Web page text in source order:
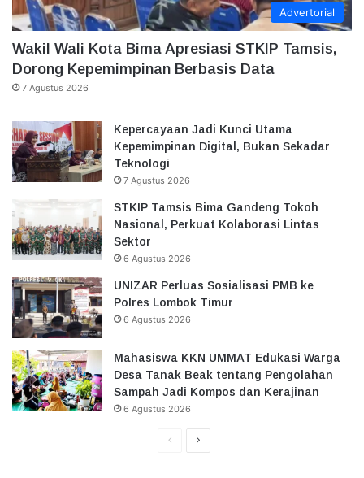
Advertorial
Wakil Wali Kota Bima Apresiasi STKIP Tamsis,
Dorong Kepemimpinan Berbasis Data
7 Agustus 2026
Kepercayaan Jadi Kunci Utama
Kepemimpinan Digital, Bukan Sekadar
Teknologi
7 Agustus 2026
STKIP Tamsis Bima Gandeng Tokoh
Nasional, Perkuat Kolaborasi Lintas
Sektor
6 Agustus 2026
UNIZAR Perluas Sosialisasi PMB ke
Polres Lombok Timur
6 Agustus 2026
Mahasiswa KKN UMMAT Edukasi Warga
Desa Tanak Beak tentang Pengolahan
Sampah Jadi Kompos dan Kerajinan
6 Agustus 2026
HalamanHalaman